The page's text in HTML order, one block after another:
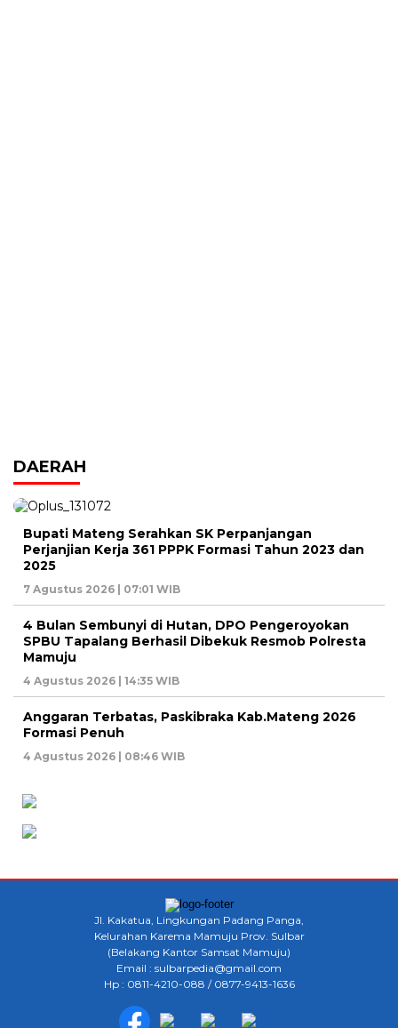
DAERAH
Bupati Mateng Serahkan SK Perpanjangan
Perjanjian Kerja 361 PPPK Formasi Tahun 2023 dan
2025
7 Agustus 2026 | 07:01 WIB
4 Bulan Sembunyi di Hutan, DPO Pengeroyokan
SPBU Tapalang Berhasil Dibekuk Resmob Polresta
Mamuju
4 Agustus 2026 | 14:35 WIB
Anggaran Terbatas, Paskibraka Kab.Mateng 2026
Formasi Penuh
4 Agustus 2026 | 08:46 WIB
Jl. Kakatua, Lingkungan Padang Panga,
Kelurahan Karema Mamuju Prov. Sulbar
(Belakang Kantor Samsat Mamuju)
Email : sulbarpedia@gmail.com
Hp : 0811-4210-088 / 0877-9413-1636